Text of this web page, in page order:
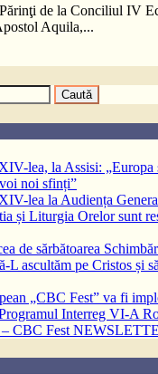
de la Conciliul IV
Aquila,...
lea, la Assisi: „Europa
noi sfinți”
lea la Audiența
și Liturgia Orelor sunt
de sărbătoarea
L ascultăm pe Cristos și
„CBC Fest” va fi
Interreg VI-A
CBC Fest